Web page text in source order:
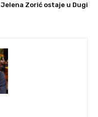
Jelena Zorić ostaje u Dugi